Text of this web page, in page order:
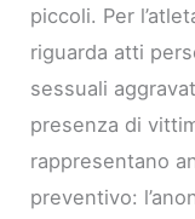
piccoli. Per
riguarda atti
sessuali
presenza di
rappresentano
preventivo: